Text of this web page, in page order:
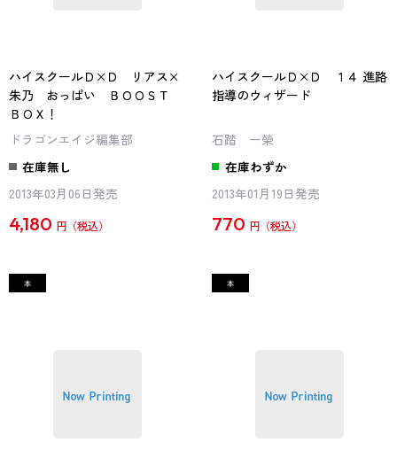
ハイスクールＤ×Ｄ リアス×
朱乃 おっぱい ＢＯＯＳＴ
ＢＯＸ！
ドラゴンエイジ編集部
在庫無し
2013年03月06日発売
4,180 円
ハイスクールＤ×Ｄ １４ 進路
指導のウィザード
石踏 一榮
在庫わずか
2013年01月19日発売
770 円